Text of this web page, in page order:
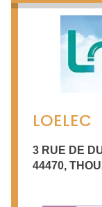
LOELEC
3 RUE DE
44470,